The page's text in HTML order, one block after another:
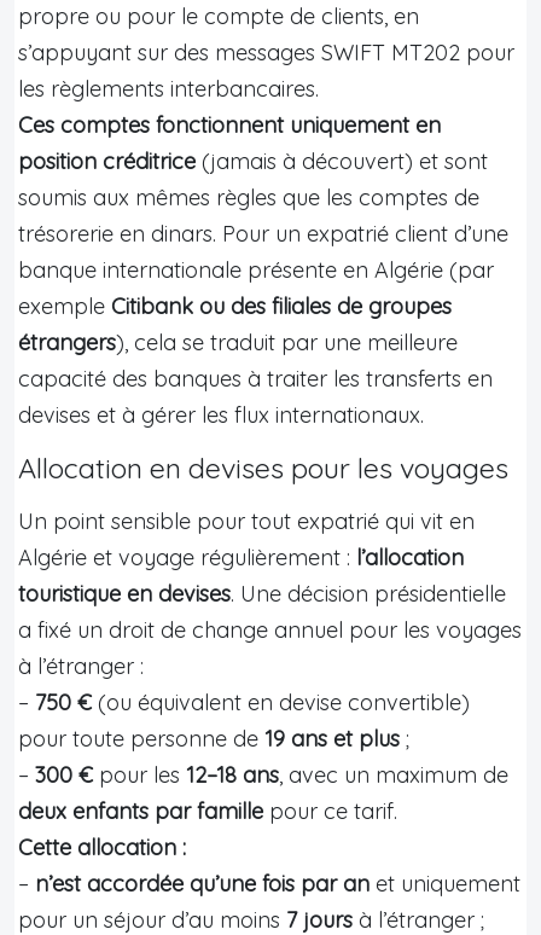
propre ou pour le compte de clients, en
s’appuyant sur des messages SWIFT MT202 pour
les règlements interbancaires.
Ces comptes fonctionnent uniquement en
position créditrice (jamais à découvert) et sont
soumis aux mêmes règles que les comptes de
trésorerie en dinars. Pour un expatrié client d’une
banque internationale présente en Algérie (par
exemple Citibank ou des filiales de groupes
étrangers), cela se traduit par une meilleure
capacité des banques à traiter les transferts en
devises et à gérer les flux internationaux.
Allocation en devises pour les voyages
Un point sensible pour tout expatrié qui vit en
Algérie et voyage régulièrement : l’allocation
touristique en devises. Une décision présidentielle
a fixé un droit de change annuel pour les voyages
à l’étranger :
– 750 €(ou équivalent en devise convertible)
pour toute personne de 19 ans et plus ;
– 300 €pour les 12–18 ans, avec un maximum de
deux enfants par famille pour ce tarif.
Cette allocation :
– n’est accordée qu’une fois par an et uniquement
pour un séjour d’au moins 7 jours à l’étranger ;